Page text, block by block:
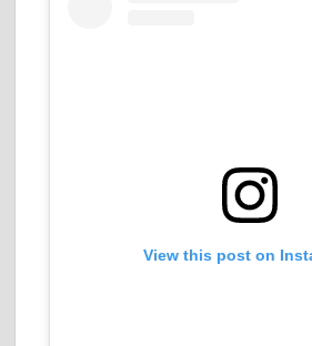
View this post on